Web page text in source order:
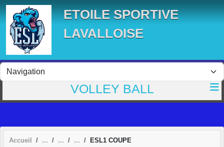
ETOILE SPORTIVE
LAVALLOISE
VOLLEY BALL
Accueil ESL1 COUPE
Panneau de gestion des cookies